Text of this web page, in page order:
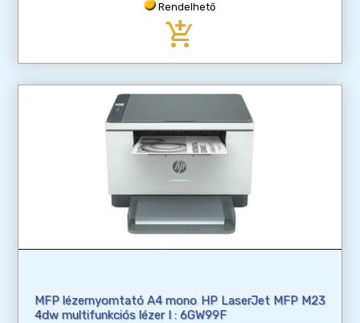
Rendelhető
add_shopping_cart
MFP lézernyomtató A4 mono HP LaserJet MFP M23
4dw multifunkciós lézer I : 6GW99F